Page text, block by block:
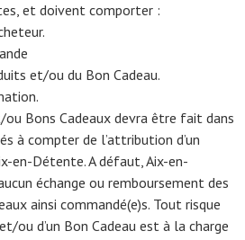
et doivent comporter :
et/ou du Bon Cadeau.
Bons Cadeaux devra être fait dans
à compter de l’attribution d’un
en-Détente. A défaut, Aix-en-
échange ou remboursement des
ainsi commandé(e)s. Tout risque
ou d’un Bon Cadeau est à la charge